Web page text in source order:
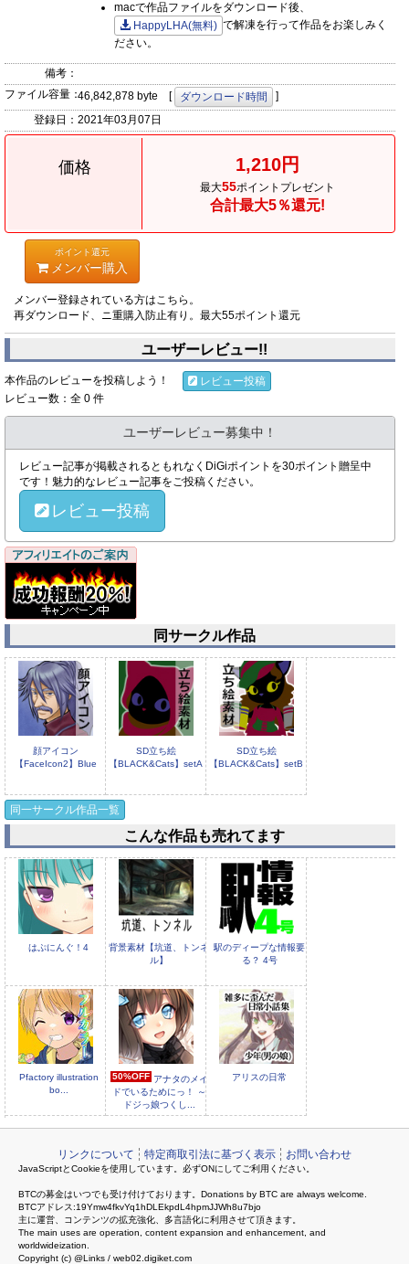
macで作品ファイルをダウンロード後、
HappyLHA(無料) で解凍を行って作品をお楽しみく
ださい。
備考：
ファイル容量：46,842,878 byte [ ダウンロード時間
]
登録日： 2021年03月07日
価格 1,210円
最大55ポイントプレゼント
合計最大5％還元!
ポイント還元
メンバー購入
メンバー登録されている方はこちら。
再ダウンロード、ニ重購入防止有り。最大55ポイント還元
ユーザーレビュー!!
本作品のレビューを投稿しよう！
レビュー投稿
レビュー数：全 0 件
ユーザーレビュー募集中！
レビュー記事が掲載されるともれなくDiGiポイントを30ポイント贈呈中
です！魅力的なレビュー記事をご投稿ください。
レビュー投稿
同サークル作品
顔アイコン
【FaceIcon2】Blue
SD立ち絵
【BLACK&Cats】setA
SD立ち絵
【BLACK&Cats】setB
顔アイコン
【FaceIcon4】横顔A
顔アイコン
【FaceIcon4】横顔B
同一サークル作品一覧
こんな作品も売れてます
はぷにんぐ！4
背景素材【坑道、トンネ
ル】
駅のディープな情報要
る？ 4号
Pfactory illustration
bo...
50%OFF アナタのメイ
ドでいるためにっ！ ～
ドジっ娘つくし...
アリスの日常
リンクについて 特定商取引法に基づく表示 お問い合わせ
JavaScriptとCookieを使用しています。必ずONにしてご利用ください。
BTCの募金はいつでも受け付けております。Donations by BTC are always welcome.
BTCアドレス:19Ymw4fkvYq1hDLEkpdL4hpmJJWh8u7bjo
主に運営、コンテンツの拡充強化、多言語化に利用させて頂きます。
The main uses are operation, content expansion and enhancement, and
worldwideization.
Copyright (c) @Links / web02.digiket.com